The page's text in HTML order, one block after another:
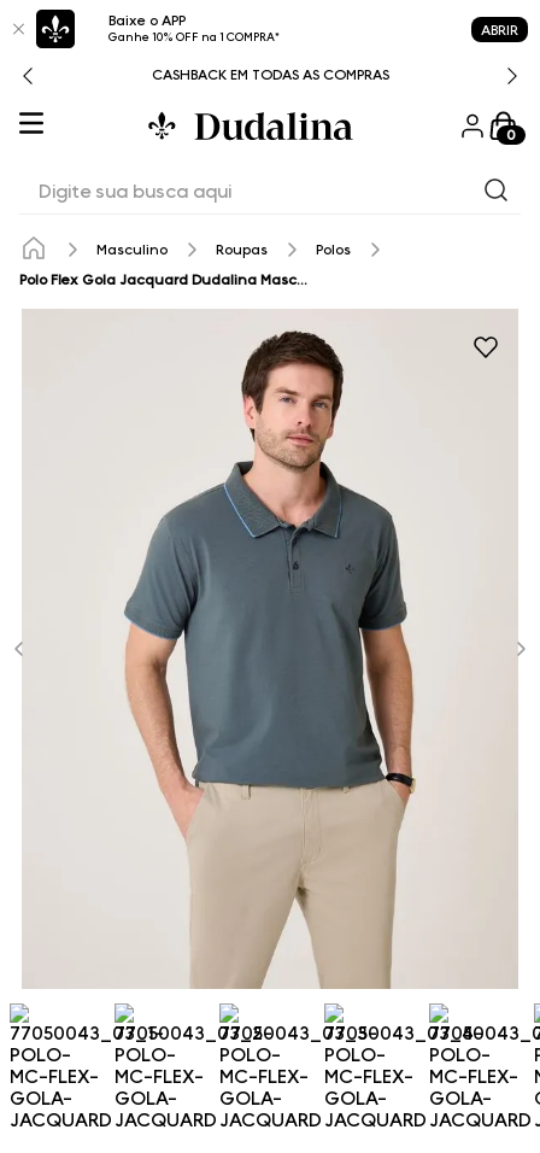
Baixe o APP
Ganhe 10% OFF na 1 COMPRA* ABRIR
CASHBACK EM TODAS AS COMPRAS
0
Masculino Roupas
Polos
Polo Flex Gola Jacquard Dudalina Masculina